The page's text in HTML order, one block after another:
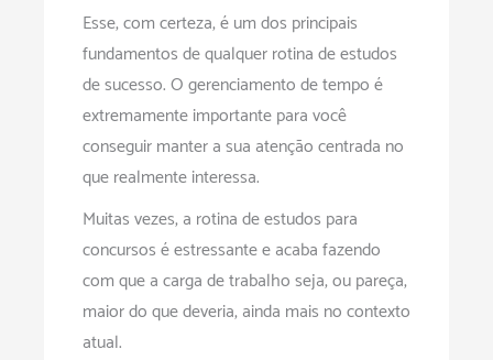
Esse, com certeza, é um dos principais
fundamentos de qualquer rotina de estudos
de sucesso. O gerenciamento de tempo é
extremamente importante para você
conseguir manter a sua atenção centrada no
que realmente interessa.
Muitas vezes, a rotina de estudos para
concursos é estressante e acaba fazendo
com que a carga de trabalho seja, ou pareça,
maior do que deveria, ainda mais no contexto
atual.